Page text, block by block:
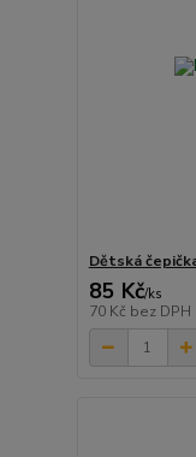
Dětská
85 Kč/ks
70 Kč bez DPH